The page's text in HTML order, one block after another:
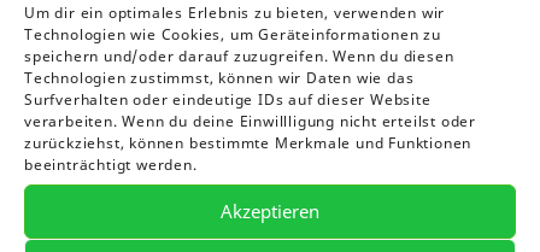
Um dir ein optimales Erlebnis zu bieten, verwenden wir
Technologien wie Cookies, um Geräteinformationen zu
speichern und/oder darauf zuzugreifen. Wenn du diesen
Technologien zustimmst, können wir Daten wie das
Surfverhalten oder eindeutige IDs auf dieser Website
verarbeiten. Wenn du deine Einwillligung nicht erteilst oder
zurückziehst, können bestimmte Merkmale und Funktionen
beeinträchtigt werden.
Akzeptieren
Auto Mieten, Kaufen, Verkaufen, Auto zubehör
Mieten gehen